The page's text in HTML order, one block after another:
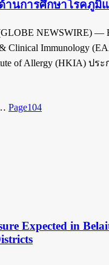
านการศึกษาโรคภูมิ
NEWSWIRE) —
Clinical Immunology
of Allergy (HKIA) ปร
Page104
Expected in